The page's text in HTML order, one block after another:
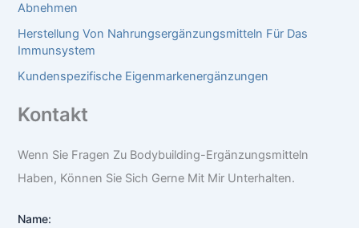
Abnehmen
Herstellung Von Nahrungsergänzungsmitteln Für Das
Immunsystem
Kundenspezifische Eigenmarkenergänzungen
Kontakt
Wenn Sie Fragen Zu Bodybuilding-Ergänzungsmitteln
Haben, Können Sie Sich Gerne Mit Mir Unterhalten.
Name: